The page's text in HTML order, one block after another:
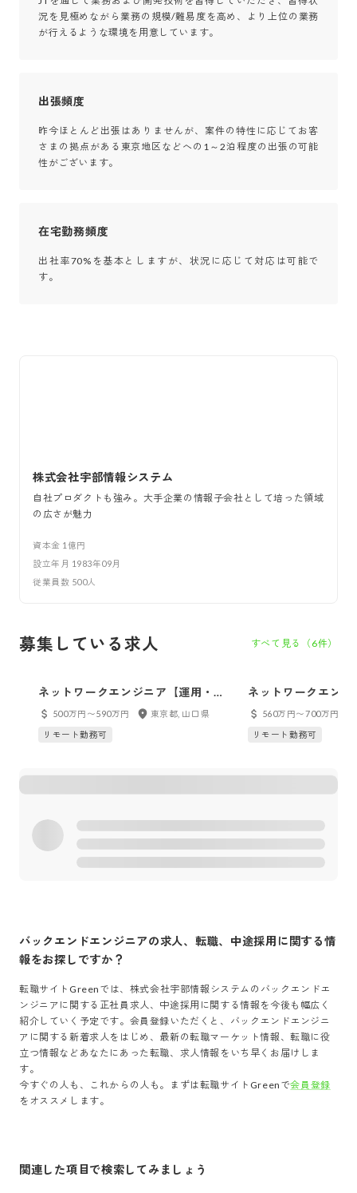
況を見極めながら業務の規模/難易度を高め、より上位の業務
が行えるような環境を用意しています。
出張頻度
昨今ほとんど出張はありませんが、案件の特性に応じてお客
さまの拠点がある東京地区などへの1～2泊程度の出張の可能
性がございます。
在宅勤務頻度
出社率70%を基本としますが、状況に応じて対応は可能で
す。
株式会社宇部情報システム
自社プロダクトも強み。大手企業の情報子会社として培った領域
の広さが魅力
資本金 1億円
設立年月 1983年09月
従業員数 500人
募集している求人 すべて見る（ 6件）
ネットワークエンジニア【運用・保
守のご経験のみお持ちの方】
500万円〜590万円
東京都, 山口県
リモート勤務可
ネットワークエン
計・詳細設計の経
560万円〜700万円
リモート勤務可
バックエンドエンジニアの求人、転職、中途採用に関する情
報をお探しですか？
転職サイトGreenでは、 株式会社宇部情報システム の バックエンドエ
ンジニア に関する正社員求人、中途採用に関する情報を今後も幅広く
紹介していく予定です。会員登録いただくと、 バックエンドエンジニ
ア に関する新着求人をはじめ、最新の転職マーケット情報、転職に役
立つ情報などあなたにあった転職、求人情報をいち早くお届けしま
す。
今すぐの人も、これからの人も。まずは転職サイトGreenで会員登録
をオススメします。
関連した項目で検索してみましょう